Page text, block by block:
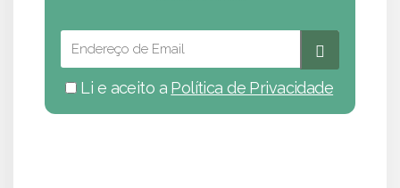
Li e aceito a Política de Privacidade